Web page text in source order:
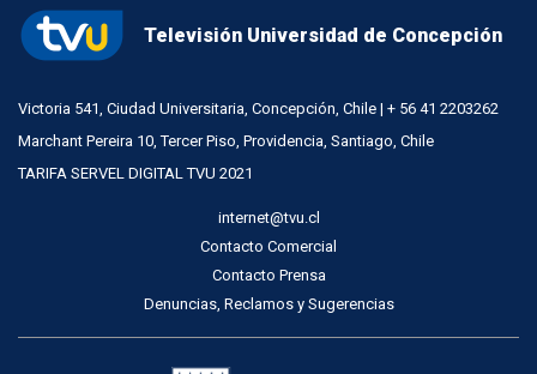
Televisión Universidad de Concepción
Victoria 541, Ciudad Universitaria, Concepción, Chile | + 56 41 2203262
Marchant Pereira 10, Tercer Piso, Providencia, Santiago, Chile
TARIFA SERVEL DIGITAL TVU 2021
internet@tvu.cl
Contacto Comercial
Contacto Prensa
Denuncias, Reclamos y Sugerencias